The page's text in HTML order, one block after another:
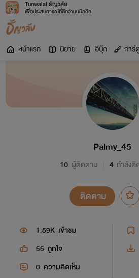
Tunwalai ธัญวลัย
เพื่อประสบการณ์ที่ดีกว่าบนมือถือ
หน้าแรก นิยาย อีบุ๊ก การ์
Palmy_45
10 ผู้ติดตาม 4 กำลัง
ติดตาม
1.59K เข้าชม
55 ถูกใจ
0 ความคิดเห็น